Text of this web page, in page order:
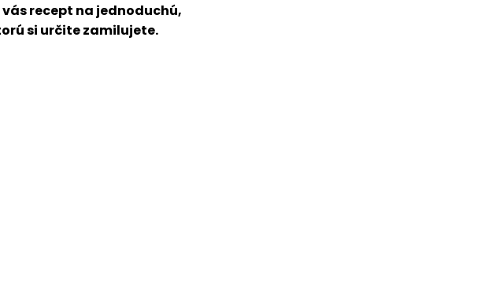
recept na jednoduchú,
si určite zamilujete.